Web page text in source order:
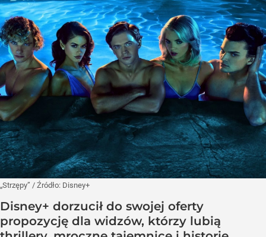
„Strzępy” / Źródło: Disney+
Disney+ dorzucił do swojej oferty
propozycję dla widzów, którzy lubią